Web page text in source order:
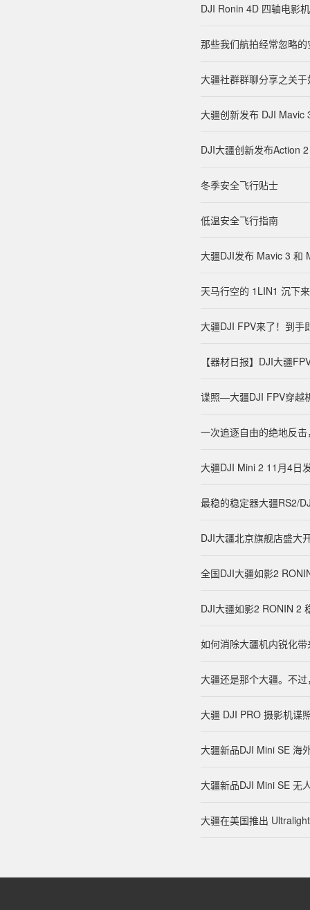
DJI Ronin 4D 四轴电影
那些我们航拍经常忽略
大疆社群群聊分享之关
大疆创新发布 DJI Mavic
DJI大疆创新发布Action
冬季安全飞行贴士
低温安全飞行指南
大疆DJI发布 Mavic 3 和
天马行空的 1LIN1 沉下
大疆DJI FPV来了！到手
【器材日报】DJI大疆
谍照—大疆DJI FPV穿越
一次追逐自由的绝地反
大疆DJI Mini 2 11月4日
最稳的稳定器大疆RS2/
DJI大疆北京旗舰店盛大
全国DJI大疆如影2
DJI大疆如影2 RONIN 2
如何消除大疆机内锐化
大疆还是那个大疆。不
大疆 DJI PRO 摄影机谍
大疆新品DJI Mini SE 海
大疆新品DJI Mini SE 无
大疆在美国推出